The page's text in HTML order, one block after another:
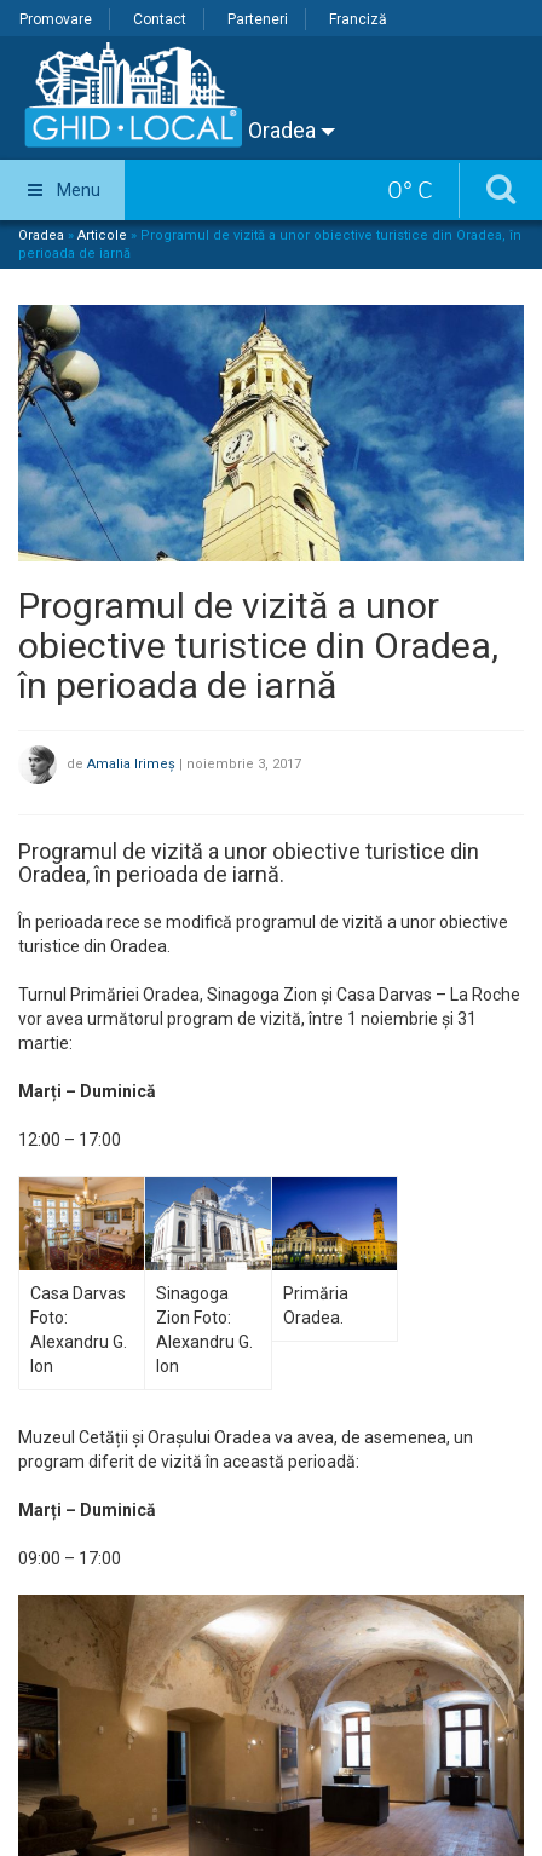
Promovare Contact Parteneri Franciză
Oradea
0° C
Menu
Oradea » Articole » Programul de vizită a unor obiective turistice din Oradea, în
perioada de iarnă
Programul de vizită a unor
obiective turistice din Oradea,
în perioada de iarnă
de Amalia Irimeș | noiembrie 3, 2017
Programul de vizită a unor obiective turistice din
Oradea, în perioada de iarnă.
În perioada rece se modifică programul de vizită a unor obiective
turistice din Oradea.
Turnul Primăriei Oradea, Sinagoga Zion și Casa Darvas – La Roche
vor avea următorul program de vizită, între 1 noiembrie și 31
martie:
Marți – Duminică
12:00 – 17:00
Casa Darvas
Foto:
Alexandru G.
Ion
Sinagoga
Zion Foto:
Alexandru G.
Ion
Primăria
Oradea.
Muzeul Cetății și Orașului Oradea va avea, de asemenea, un
program diferit de vizită în această perioadă:
Marți – Duminică
09:00 – 17:00